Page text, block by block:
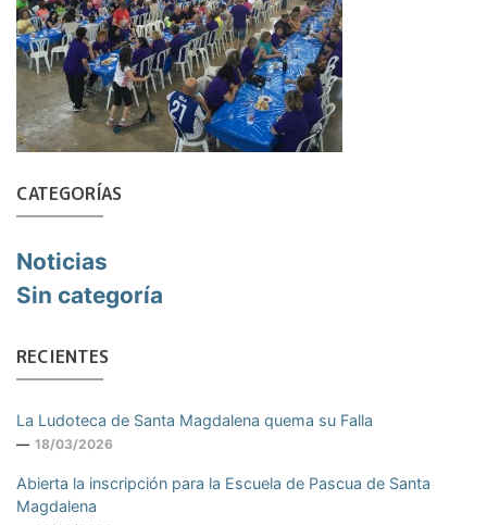
CATEGORÍAS
Noticias
Sin categoría
RECIENTES
La Ludoteca de Santa Magdalena quema su Falla
18/03/2026
Abierta la inscripción para la Escuela de Pascua de Santa
Magdalena